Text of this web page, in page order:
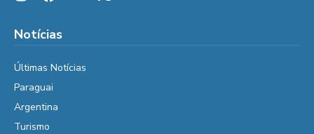
Notícias
Últimas Notícias
Paraguai
Argentina
Turismo